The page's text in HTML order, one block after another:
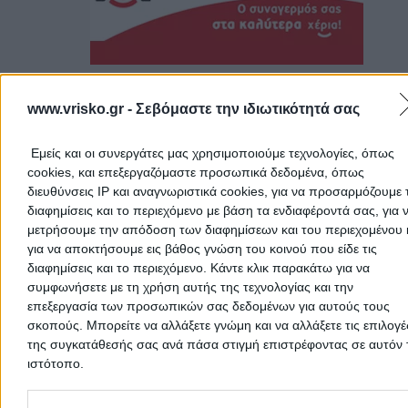
www.vrisko.gr - Σεβόμαστε την ιδιωτικότητά σας
Εμείς και οι συνεργάτες μας χρησιμοποιούμε τεχνολογίες, όπως
cookies, και επεξεργαζόμαστε προσωπικά δεδομένα, όπως
διευθύνσεις IP και αναγνωριστικά cookies, για να προσαρμόζουμε
διαφημίσεις και το περιεχόμενο με βάση τα ενδιαφέροντά σας, για
μετρήσουμε την απόδοση των διαφημίσεων και του περιεχομένου
για να αποκτήσουμε εις βάθος γνώση του κοινού που είδε τις
διαφημίσεις και το περιεχόμενο. Κάντε κλικ παρακάτω για να
συμφωνήσετε με τη χρήση αυτής της τεχνολογίας και την
επεξεργασία των προσωπικών σας δεδομένων για αυτούς τους
σκοπούς. Μπορείτε να αλλάξετε γνώμη και να αλλάξετε τις
της συγκατάθεσής σας ανά πάσα στιγμή επιστρέφοντας σε αυτόν
ιστότοπο.
Please note that this website/app uses one or more Google
επιχείρηση, όλων των ειδών τα ενεργειακά πάρκα.
Συστήματα CCTV,
Θερμικές, Αναλογικές, PTZ. Συστήματα πυρανίχνευσης
(Access Control). Σύστημα Χρονοπαρουσίας. Μαγνητικό
Σύστημα Προστασίας των περιφράξεων. Σύστημα
Υπηρεσίες Φύλαξης
Συστήματα & Υπηρεσίες Ασφάλειας
28ης Οκτωβρίου, Άγιος Βασίλειος
Τηλέφωνο:2610622066
Στοιχεία αναζήτησης:Συστήματα Υπηρεσίες
Αχαΐας
GR FORCE SECURITY (Παπαλέξης Γεώργιος Β.)
Συστήματα & Υπηρεσίες Ασφάλειας
Λοχαγού Μενούνου 63, Πάτρα - Σύνορα
Συστήματα ασφαλείας, απομακρυσμένη μετάδοση